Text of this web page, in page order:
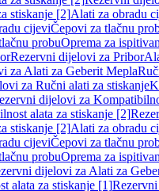
stiskanje [2]Alati za obradu
cijeviČepovi za tlačnu
probuOprema za
Rezervni dijelovi za Pribor
za Alati za Geberit Mepla
za Ručni alati za stiskanje
dijelovi za
alata za stiskanje [2]
stiskanje [2]Alati za obradu
cijeviČepovi za tlačnu
probuOprema za
dijelovi za Alati za
alata za stiskanje [1]